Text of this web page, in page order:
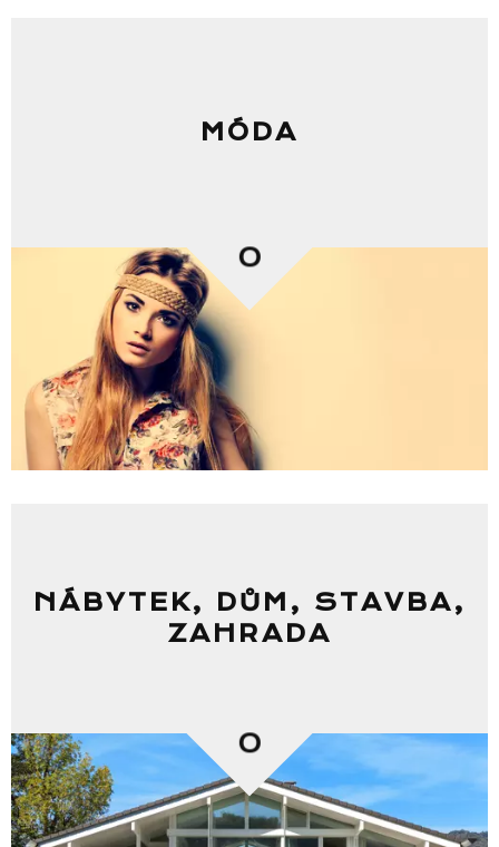
MÓDA
0
NÁBYTEK, DŮM, STAVBA,
ZAHRADA
0